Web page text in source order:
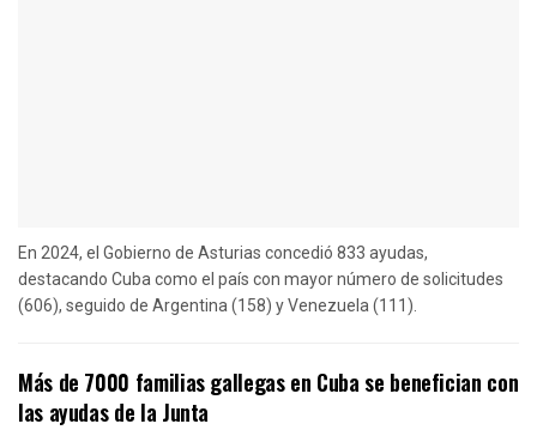
En 2024, el Gobierno de Asturias concedió 833 ayudas,
destacando Cuba como el país con mayor número de solicitudes
(606), seguido de Argentina (158) y Venezuela (111).
Más de 7000 familias gallegas en Cuba se benefician con
las ayudas de la Junta